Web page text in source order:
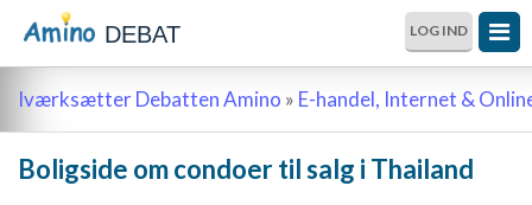
DEBAT LOG IND
Iværksætter Debatten Amino » E-handel, Internet &
Boligside om condoer til salg i Thailand